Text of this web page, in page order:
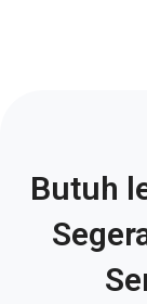
Butuh